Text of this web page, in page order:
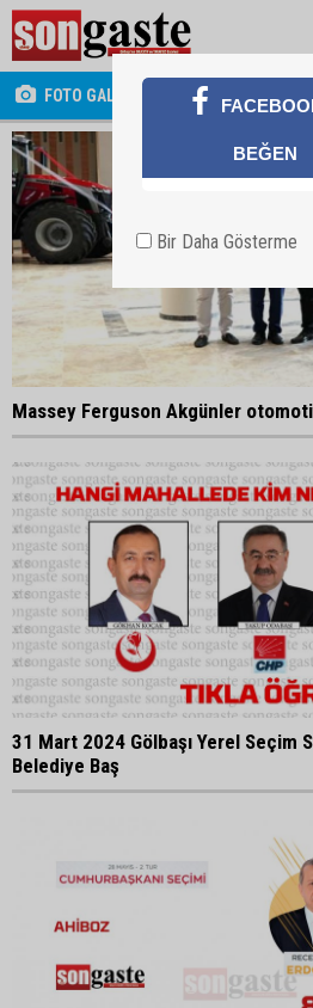
FOTO GALERİ
Massey Ferguson Akgünler
31 Mart 2024 Gölbaşı Yerel Seçim
Belediye Baş
BEĞEN
Bir Daha Gösterme